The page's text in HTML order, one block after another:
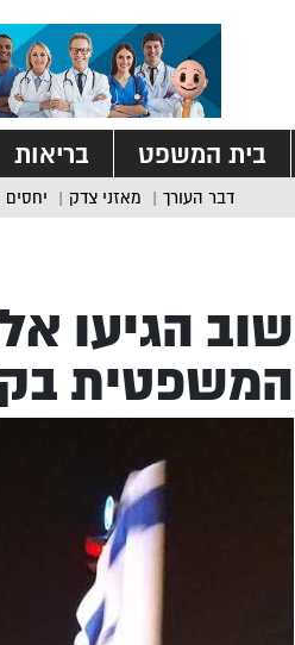
בית המשפט בריאות
דבר העורך מאזני צדק יחסים
שוב הגיעו
המשפטית